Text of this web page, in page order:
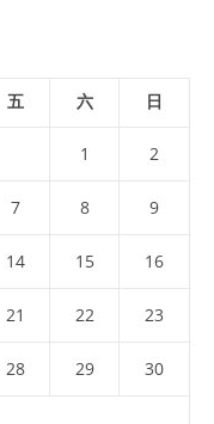
五 六 日
1 2
7 8 9
14 15 16
21 22 23
28 29 30